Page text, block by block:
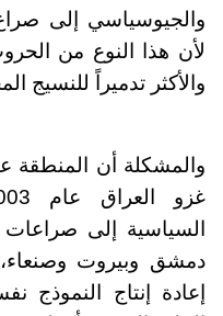
والجيوسياسي إلى
لأن هذا النوع من
والأكثر تدميراً للنسيج
والمشكلة أن المنطقة
السياسية إلى صراعات
دمشق وبيروت
إعادة إنتاج النموذج